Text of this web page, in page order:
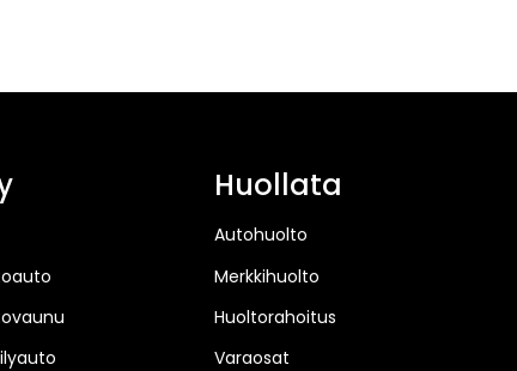
Huollata
Autohuolto
Merkkihuolto
Huoltorahoitus
Varaosat